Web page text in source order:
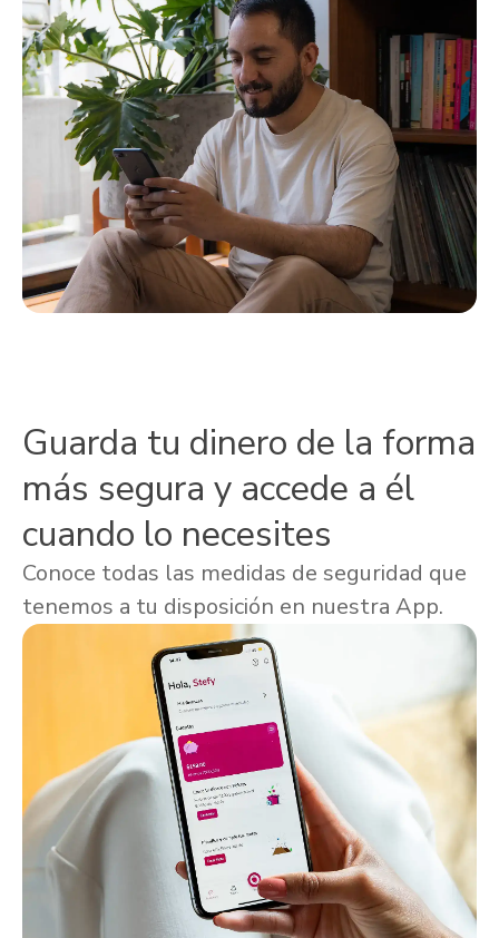
Guarda tu dinero de la forma
más segura y accede a él
cuando lo necesites
Conoce todas las medidas de seguridad que
tenemos a tu disposición en nuestra App.